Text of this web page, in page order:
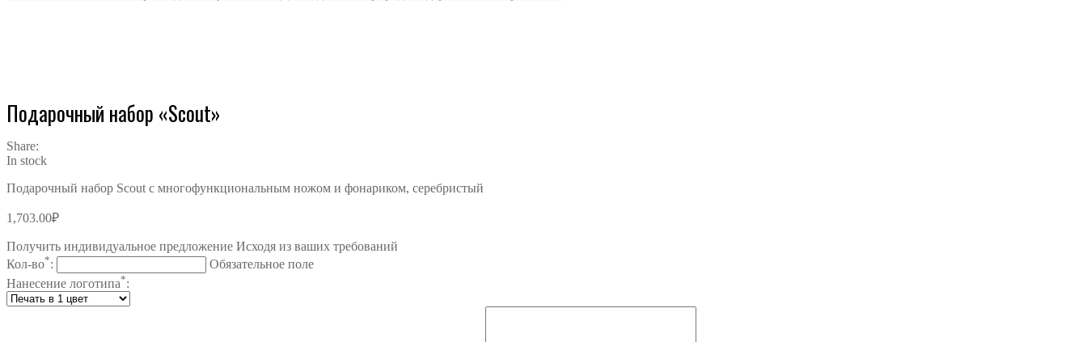
Подарочный набор «Scout»
Share:
In stock
Подарочный набор Scout с многофункциональным ножом и фонариком, серебристый
1,703.00₽
Получить индивидуальное предложение Исходя из ваших требований
Кол-во*:
Обязательное поле
Нанесение логотипа*: